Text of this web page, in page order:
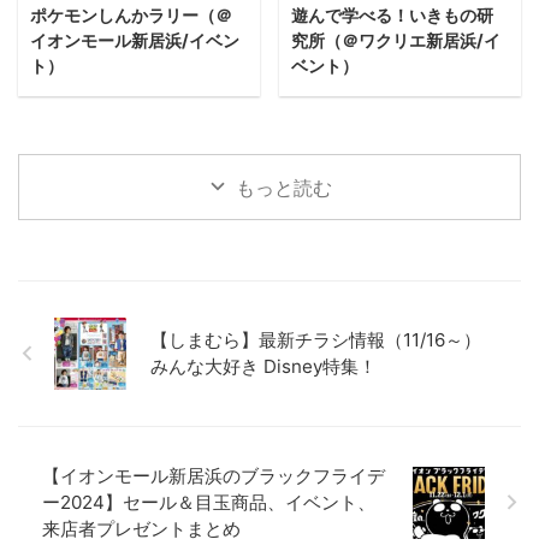
ポケモンしんかラリー（＠
イオンモール新居浜/イベン
ト）
遊んで学べる！いきもの研
究所（＠ワクリエ新居浜/イ
ベント）
もっと読む
【しまむら】最新チラシ情報（11/16～）
みんな大好き Disney特集！
【イオンモール新居浜のブラックフライデ
ー2024】セール＆目玉商品、イベント、
来店者プレゼントまとめ